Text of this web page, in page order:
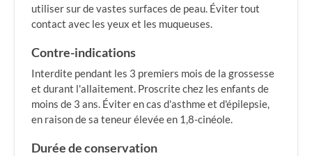
utiliser sur de vastes surfaces de peau. Éviter tout
contact avec les yeux et les muqueuses.
Contre-indications
Interdite pendant les 3 premiers mois de la grossesse
et durant l'allaitement. Proscrite chez les enfants de
moins de 3 ans. Éviter en cas d'asthme et d'épilepsie,
en raison de sa teneur élevée en 1,8-cinéole.
Durée de conservation